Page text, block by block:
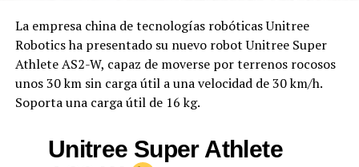
La empresa china de tecnologías robóticas Unitree
Robotics ha presentado su nuevo robot Unitree Super
Athlete AS2-W, capaz de moverse por terrenos rocosos
unos 30 km sin carga útil a una velocidad de 30 km/h.
Soporta una carga útil de 16 kg.
Unitree Super Athlete